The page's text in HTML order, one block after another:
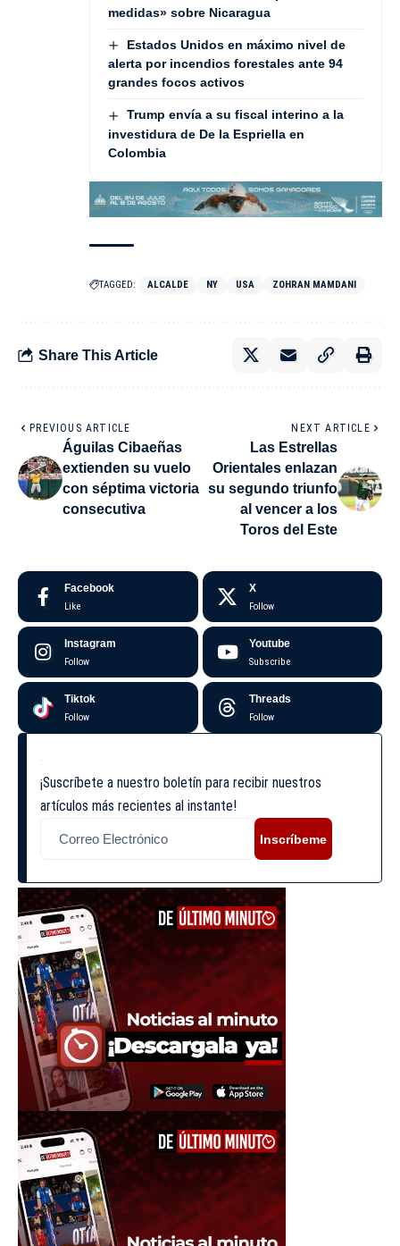
medidas» sobre Nicaragua
Estados Unidos en máximo nivel de
alerta por incendios forestales ante 94
grandes focos activos
Trump envía a su fiscal interino a la
investidura de De la Espriella en
Colombia
TAGGED: ALCALDE NY USA ZOHRAN MAMDANI
Share This Article
PREVIOUS ARTICLE
Águilas Cibaeñas
extienden su vuelo
con séptima victoria
consecutiva
NEXT ARTICLE
Las Estrellas
Orientales enlazan
su segundo triunfo
al vencer a los
Toros del Este
Facebook
Like
X
Follow
Instagram
Follow
Youtube
Subscribe
Tiktok
Follow
Threads
Follow
¡Suscríbete a nuestro boletín para recibir nuestros
artículos más recientes al instante!
Inscríbeme